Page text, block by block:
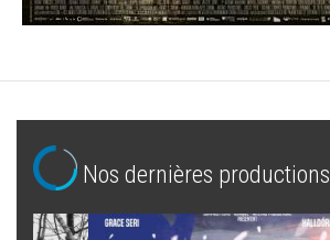
Nos dernières productions